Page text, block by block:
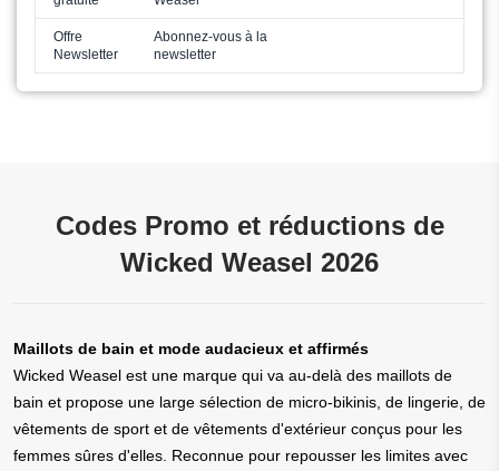
Offre
Newsletter
Abonnez-vous à la
newsletter
Codes Promo et réductions de
Wicked Weasel 2026
Maillots de bain et mode audacieux et affirmés
Wicked Weasel est une marque qui va au-delà des maillots de
bain et propose une large sélection de micro-bikinis, de lingerie, de
vêtements de sport et de vêtements d'extérieur conçus pour les
femmes sûres d'elles. Reconnue pour repousser les limites avec